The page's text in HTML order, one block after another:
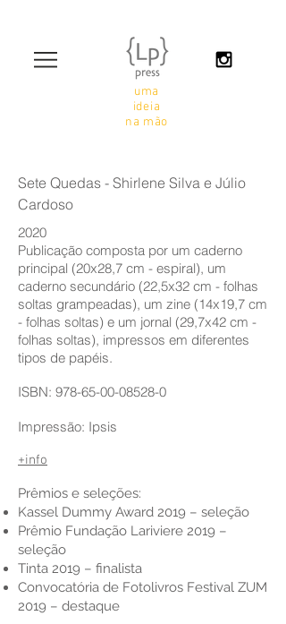
uma
ideia
na mão
Sete Quedas - Shirlene Silva e Júlio
Cardoso
2020
Publicação composta por um caderno
principal (20x28,7 cm - espiral), um
caderno secundário (22,5x32 cm - folhas
soltas grampeadas), um zine (14x19,7 cm
- folhas soltas) e um jornal (29,7x42 cm -
folhas soltas), impressos em diferentes
tipos de papéis.
ISBN: 978-65-00-08528-0
Impressão: Ipsis
+info
Prêmios e seleções:
Kassel Dummy Award 2019 – seleção
Prêmio Fundação Lariviere 2019 –
seleção
Tinta 2019 – finalista
Convocatória de Fotolivros Festival ZUM
2019 – destaque